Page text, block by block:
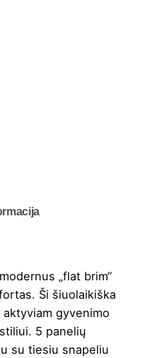
„flat brim“
Ši šiuolaikiška
gyvenimo
5 panelių
su tiesiu snapeliu